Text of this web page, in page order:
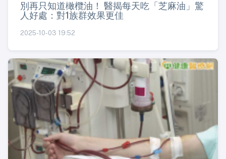
別再只知道橄欖油！ 醫揭每天吃「芝麻油」驚
人好處：對1族群效果更佳
2025-10-03 19:52